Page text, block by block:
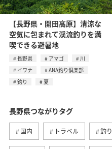
【長野県・開田高原】清涼な
空気に包まれて渓流釣りを満
喫できる避暑地
長野県 アマゴ
川
イワナ
ANA釣り倶楽部
釣り
夏
長野県つながりタグ
国内 トラベル 釣り